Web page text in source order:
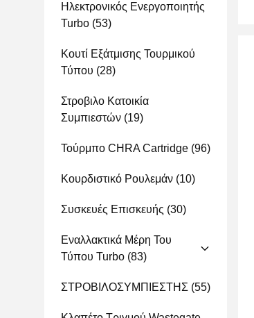
Ηλεκτρονικός Ενεργοποιητής
Turbo (53)
Κουτί Εξάτμισης Τουρμικού
Τύπου (28)
Στροβιλο Κατοικία
Συμπιεστών (19)
Τούρμπο CHRA Cartridge (96)
Κουρδιστικό Ρουλεμάν (10)
Συσκευές Επισκευής (30)
Εναλλακτικά Μέρη Του
Τύπου Turbo (83)
ΣΤΡΟΒΙΛΟΣΥΜΠΙΕΣΤΗΣ (55)